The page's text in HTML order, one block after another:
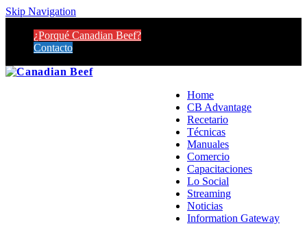
Skip Navigation
¿Porqué Canadian Beef?
Contacto
Home
CB Advantage
Recetario
Técnicas
Manuales
Comercio
Capacitaciones
Lo Social
Streaming
Noticias
Information Gateway